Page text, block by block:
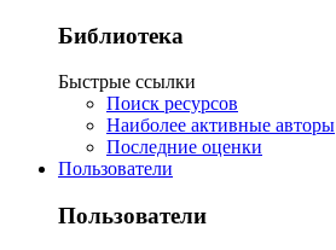
Библиотека
Быстрые ссылки
Поиск ресурсов
Наиболее активные авторы
Последние оценки
Пользователи
Пользователи